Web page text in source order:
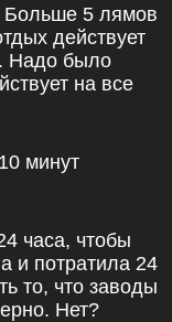
Больше 5 лямов
действует
Надо было
на все
минут
часа, чтобы
и потратила 24
то, что заводы
Нет?